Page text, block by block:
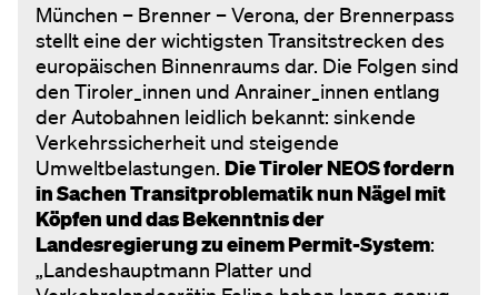
München – Brenner – Verona, der Brennerpass
stellt eine der wichtigsten Transitstrecken des
europäischen Binnenraums dar. Die Folgen sind
den Tiroler_innen und Anrainer_innen entlang
der Autobahnen leidlich bekannt: sinkende
Verkehrssicherheit und steigende
Umweltbelastungen. Die Tiroler NEOS fordern
in Sachen Transitproblematik nun Nägel mit
Köpfen und das Bekenntnis der
Landesregierung zu einem Permit-System:
„Landeshauptmann Platter und